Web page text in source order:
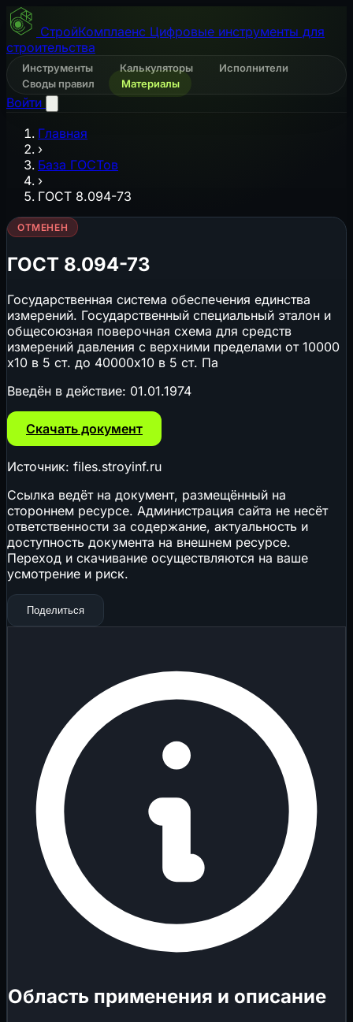
СтройКомплаенс Цифровые инструменты для
строительства
Инструменты Калькуляторы
Исполнители
Своды правил
Материалы
Войти
Главная
›
База ГОСТов
›
ГОСТ 8.094-73
ОТМЕНЕН
ГОСТ 8.094-73
Государственная система обеспечения единства
измерений. Государственный специальный эталон и
общесоюзная поверочная схема для средств
измерений давления с верхними пределами от 10000
х10 в 5 ст. до 40000х10 в 5 ст. Па
Введён в действие: 01.01.1974
Скачать документ
Источник: files.stroyinf.ru
Ссылка ведёт на документ, размещённый на
стороннем ресурсе. Администрация сайта не несёт
ответственности за содержание, актуальность и
доступность документа на внешнем ресурсе.
Переход и скачивание осуществляются на ваше
усмотрение и риск.
Поделиться
Область применения и описание